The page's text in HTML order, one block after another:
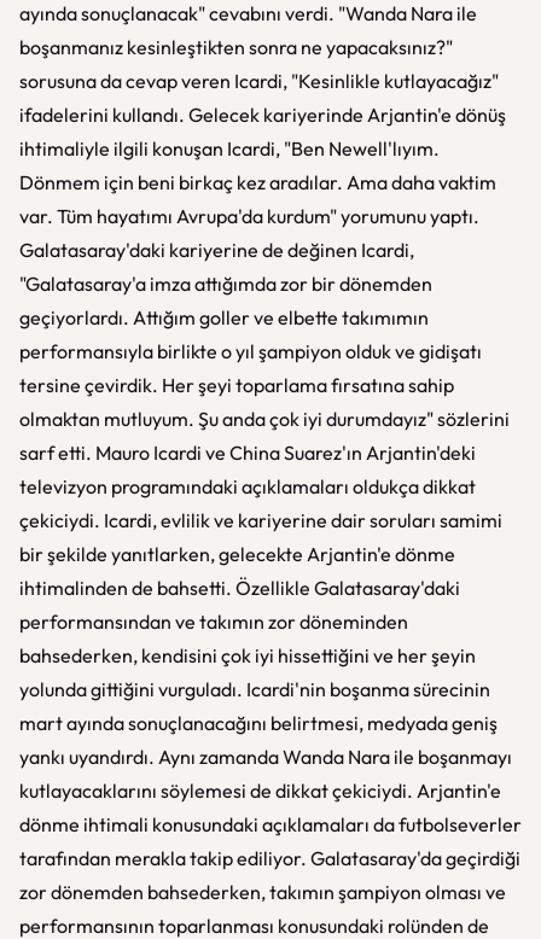
ayında sonuçlanacak" cevabını verdi. "Wanda Nara ile
boşanmanız kesinleştikten sonra ne yapacaksınız?"
sorusuna da cevap veren Icardi, "Kesinlikle kutlayacağız"
ifadelerini kullandı. Gelecek kariyerinde Arjantin'e dönüş
ihtimaliyle ilgili konuşan Icardi, "Ben Newell'lıyım.
Dönmem için beni birkaç kez aradılar. Ama daha vaktim
var. Tüm hayatımı Avrupa'da kurdum" yorumunu yaptı.
Galatasaray'daki kariyerine de değinen Icardi,
"Galatasaray'a imza attığımda zor bir dönemden
geçiyorlardı. Attığım goller ve elbette takımımın
performansıyla birlikte o yıl şampiyon olduk ve gidişatı
tersine çevirdik. Her şeyi toparlama fırsatına sahip
olmaktan mutluyum. Şu anda çok iyi durumdayız" sözlerini
sarf etti. Mauro Icardi ve China Suarez'ın Arjantin'deki
televizyon programındaki açıklamaları oldukça dikkat
çekiciydi. Icardi, evlilik ve kariyerine dair soruları samimi
bir şekilde yanıtlarken, gelecekte Arjantin'e dönme
ihtimalinden de bahsetti. Özellikle Galatasaray'daki
performansından ve takımın zor döneminden
bahsederken, kendisini çok iyi hissettiğini ve her şeyin
yolunda gittiğini vurguladı. Icardi'nin boşanma sürecinin
mart ayında sonuçlanacağını belirtmesi, medyada geniş
yankı uyandırdı. Aynı zamanda Wanda Nara ile boşanmayı
kutlayacaklarını söylemesi de dikkat çekiciydi. Arjantin'e
dönme ihtimali konusundaki açıklamaları da futbolseverler
tarafından merakla takip ediliyor. Galatasaray'da geçirdiği
zor dönemden bahsederken, takımın şampiyon olması ve
performansının toparlanması konusundaki rolünden de